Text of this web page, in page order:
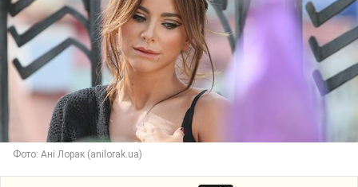
Фото: Ані Лорак (anilorak.ua)